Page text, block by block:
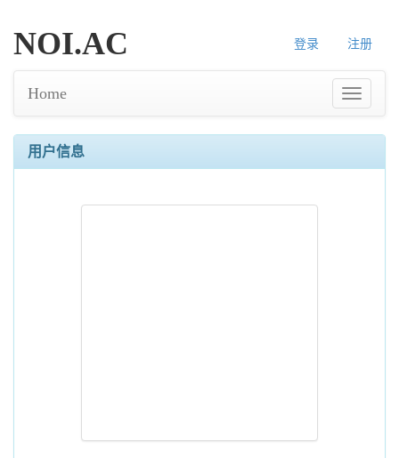
登录 注册
NOI.AC
Home
用户信息